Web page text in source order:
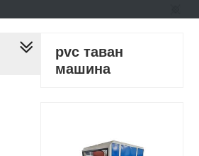
pvc таван
машина